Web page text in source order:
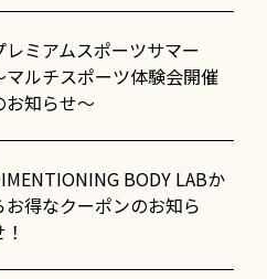
レミアムスポーツサマー
マルチスポーツ体験会開催
お知らせ～
BODY LABか
お得なクーポンのお知ら